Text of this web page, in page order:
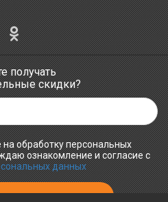
получать
скидки?
обработку персональных
ознакомление и согласие с
данных